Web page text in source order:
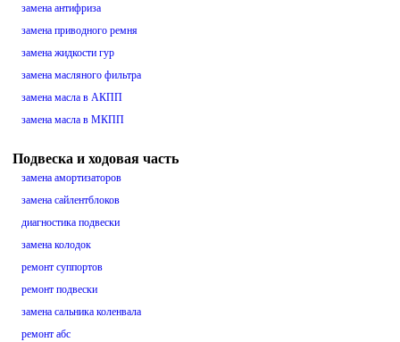
замена антифриза
замена приводного ремня
замена жидкости гур
замена масляного фильтра
замена масла в АКПП
замена масла в МКПП
Подвеска и ходовая часть
замена амортизаторов
замена сайлентблоков
диагностика подвески
замена колодок
ремонт суппортов
ремонт подвески
замена сальника коленвала
ремонт абс